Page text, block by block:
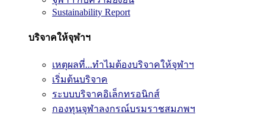
Sustainability Report
บริจาคให้จุฬาฯ
เหตุผลที่...ทำไมต้องบริจาคให้จุฬาฯ
เริ่มต้นบริจาค
ระบบบริจาคอิเล็กทรอนิกส์
กองทุนจุฬาลงกรณ์บรมราชสมภพฯ